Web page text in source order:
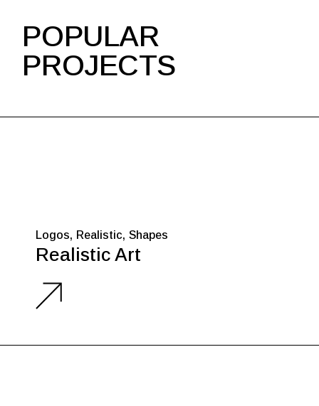
POPULAR
PROJECTS
Logos Realistic Shapes
Realistic Art